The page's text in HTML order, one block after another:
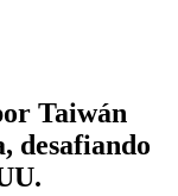
Taiwán
desafiando